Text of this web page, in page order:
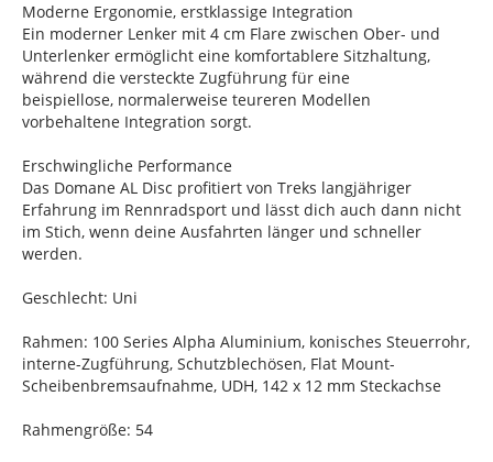
Moderne Ergonomie, erstklassige Integration
Ein moderner Lenker mit 4 cm Flare zwischen Ober- und
Unterlenker ermöglicht eine komfortablere Sitzhaltung,
während die versteckte Zugführung für eine
beispiellose, normalerweise teureren Modellen
vorbehaltene Integration sorgt.
Erschwingliche Performance
Das Domane AL Disc profitiert von Treks langjähriger
Erfahrung im Rennradsport und lässt dich auch dann nicht
im Stich, wenn deine Ausfahrten länger und schneller
werden.
Geschlecht: Uni
Rahmen: 100 Series Alpha Aluminium, konisches Steuerrohr,
interne-Zugführung, Schutzblechösen, Flat Mount-
Scheibenbremsaufnahme, UDH, 142 x 12 mm Steckachse
Rahmengröße: 54